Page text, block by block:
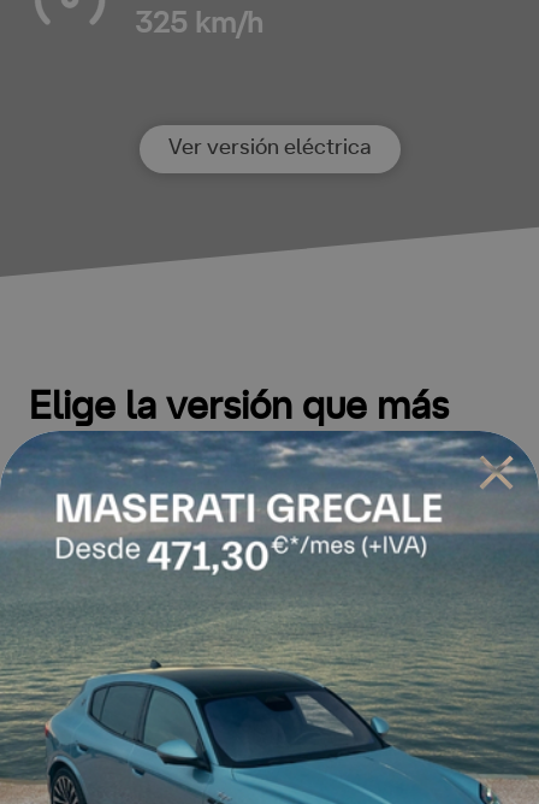
325 km/h
Ver versión eléctrica
Elige la versión que más
pega contigo
3.0 V6 490 AWD 2p Aut.
360kW (489CV)
10 L / 100 km
179.700 €